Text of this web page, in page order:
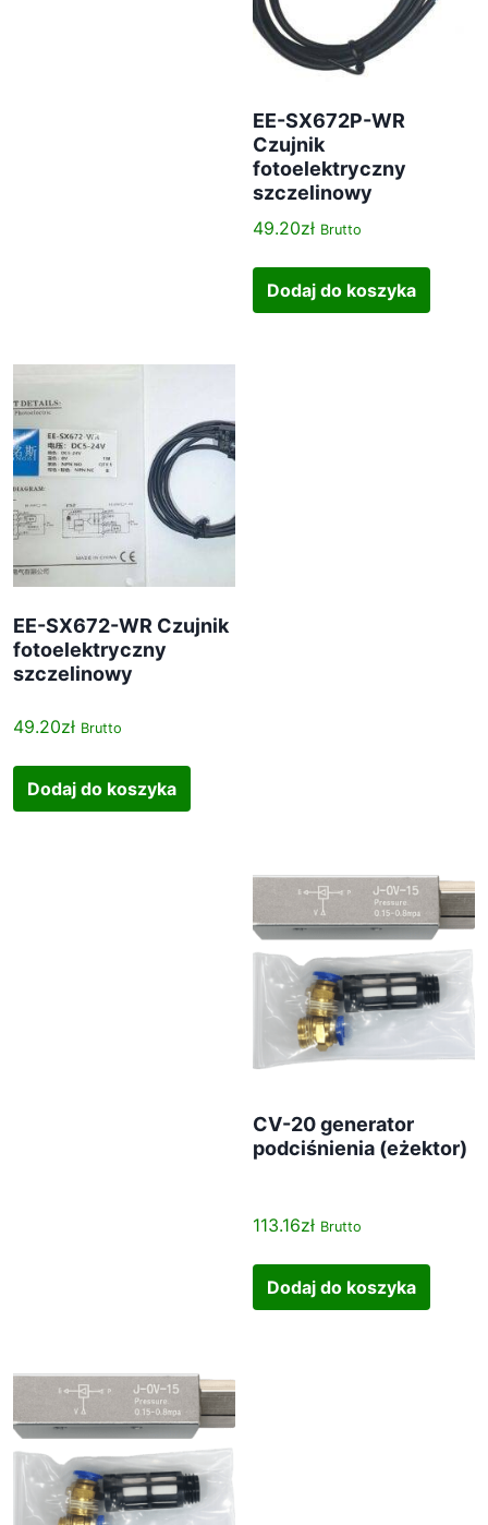
EE-SX672P-WR
Czujnik
fotoelektryczny
szczelinowy
49.20zł Brutto
Dodaj do koszyka
EE-SX672-WR Czujnik
fotoelektryczny
szczelinowy
49.20zł Brutto
Dodaj do koszyka
CV-20 generator
podciśnienia (eżektor)
113.16zł Brutto
Dodaj do koszyka